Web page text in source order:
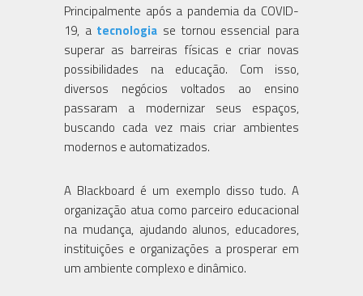
Principalmente após a pandemia da COVID-
19, a tecnologia se tornou essencial para
superar as barreiras físicas e criar novas
possibilidades na educação. Com isso,
diversos negócios voltados ao ensino
passaram a modernizar seus espaços,
buscando cada vez mais criar ambientes
modernos e automatizados.
A Blackboard é um exemplo disso tudo. A
organização atua como parceiro educacional
na mudança, ajudando alunos, educadores,
instituições e organizações a prosperar em
um ambiente complexo e dinâmico.